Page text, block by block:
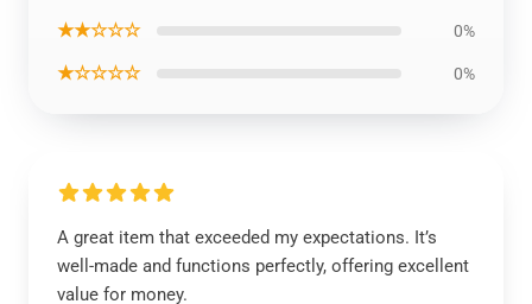
★★☆☆☆ 0%
★☆☆☆☆ 0%
A great item that exceeded my expectations. It’s
well-made and functions perfectly, offering excellent
value for money.